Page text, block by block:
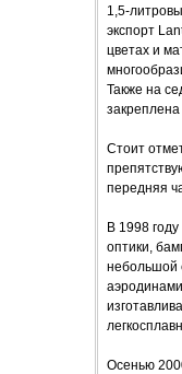
1,5-
экспорт
цветах и
Также на
Стоит
передняя
В 1998
оптики,
небольшой
Осенью